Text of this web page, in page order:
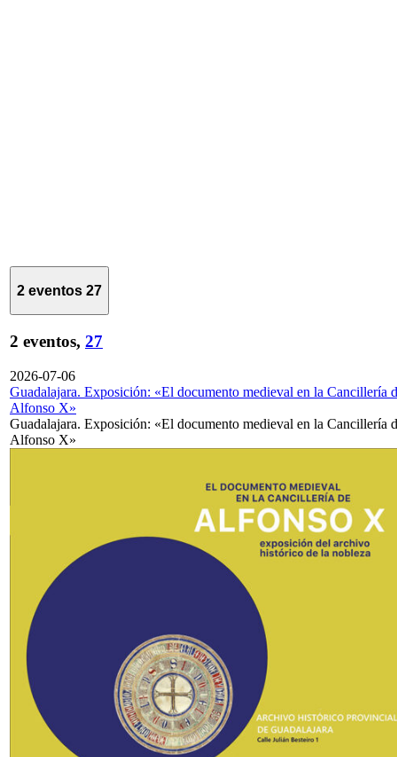
2 eventos 27
2 eventos, 27
2026-07-06
Guadalajara. Exposición: «El documento medieval en la Cancillería
Alfonso X»
Guadalajara. Exposición: «El documento medieval en la Cancillería
Alfonso X»